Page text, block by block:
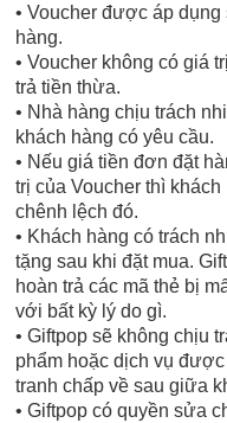
• Voucher được áp
hàng.
• Voucher không có giá
trả tiền thừa.
• Nhà hàng chịu trách
khách hàng có yêu cầu.
• Nếu giá tiền đơn đặt
trị của Voucher thì
chênh lệch đó.
• Khách hàng có trách
tặng sau khi đặt mua.
hoàn trả các mã thẻ bị
với bất kỳ lý do gì.
• Giftpop sẽ không chịu
phẩm hoặc dịch vụ
tranh chấp về sau giữa
• Giftpop có quyền sửa